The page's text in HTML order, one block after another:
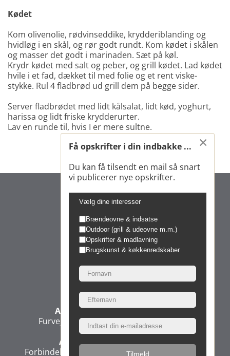
Kødet
Kom olivenolie, rødvinseddike, krydderiblanding og
hvidløg i en skål, og rør godt rundt. Kom kødet i skålen
og masser det godt i marinaden. Sæt på køl.
Krydr kødet med salt og peber, og grill kødet. Lad kødet
hvile i et fad, dækket til med folie og et rent viske-
stykke. Rul 4 fladbrød ud grill dem på begge sider.
Server fladbrødet med lidt kålsalat, lidt kød, yoghurt,
harissa og lidt friske krydderurter.
Lav en runde til, hvis I er mere sultne.
Morsø Jernstøberi A/S
Administration & Produktion
Furvej 6, 7900 Nykøbing Mors, Denmark
Administration & Direktion
Forbindelsesvej 3, 2100 Copenhagen, Denmark
×
Få opskrifter i din indbakke ...
Du kan få tilsendt en mail så snart
vi publicerer nye opskrifter.
Vælg dine interesser
Brændeovne & indsatse
Outdoor (grill & udeovne m.m.)
Opskrifter & madlavning
Brugskunst & køkkenredskaber
Tilmeld